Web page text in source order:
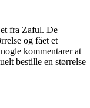
fra Zaful. De
og fået et
kommentarer at
bestille en størrelse